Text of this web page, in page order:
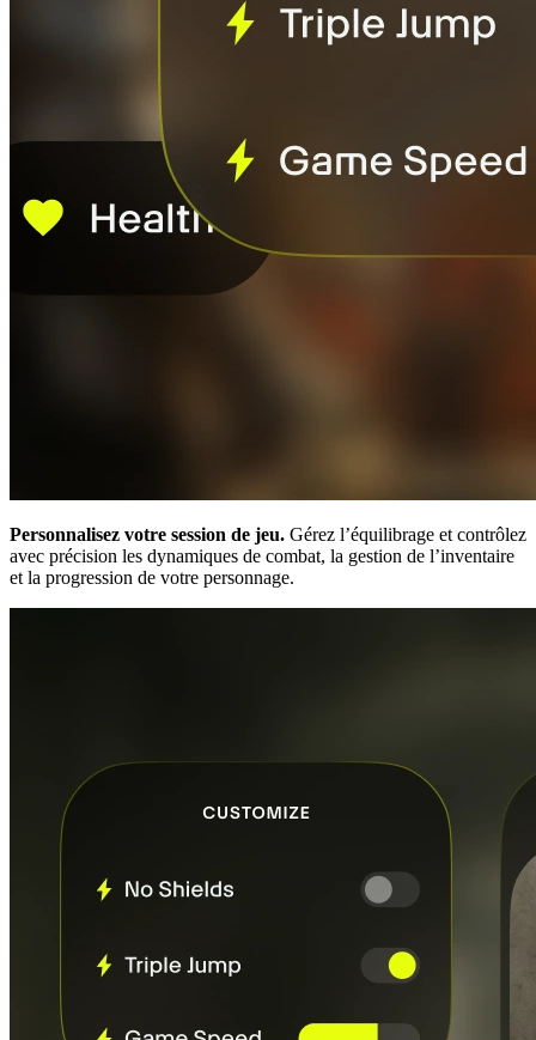
Personnalisez votre session de jeu. Gérez l’équilibrage et contrôlez
avec précision les dynamiques de combat, la gestion de l’inventaire
et la progression de votre personnage.